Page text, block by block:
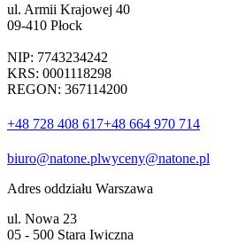
ul. Armii Krajowej 40
09-410 Płock
NIP: 7743234242
KRS: 0001118298
REGON: 367114200
+48 728 408 617+48 664 970 714
biuro@natone.plwyceny@natone.pl
Adres oddziału Warszawa
ul. Nowa 23
05 - 500 Stara Iwiczna